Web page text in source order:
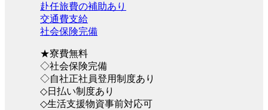
赴任旅費の補助あり
交通費支給
社会保険完備
★寮費無料
◇社会保険完備
◇自社正社員登用制度あり
◇日払い制度あり
◇生活支援物資事前対応可